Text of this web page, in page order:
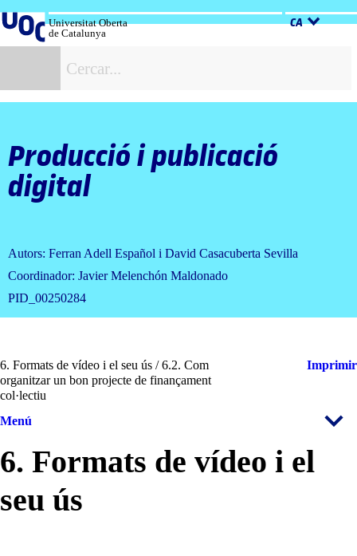
al
contingut
Universitat Oberta
de Catalunya
CA
Producció i publicació
digital
Autors: Ferran Adell Español i David Casacuberta Sevilla
Coordinador: Javier Melenchón Maldonado
PID_00250284
6. Formats de vídeo i el seu ús / 6.2. Com
organitzar un bon projecte de finançament
col·lectiu
Imprimir
Menú
6. Formats de vídeo i el
seu ús